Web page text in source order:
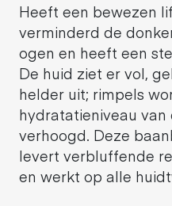
Heeft een bewezen
verminderd de
ogen en heeft een
De huid ziet er vol,
helder uit; rimpels
hydratatieniveau
verhoogd. Deze
levert verbluffende
en werkt op alle